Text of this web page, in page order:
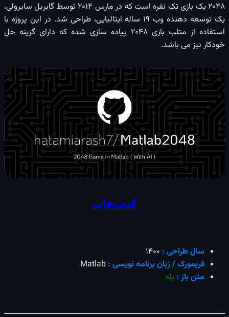
۲۰۴۸ یک بازی تک ‌نفره است که در مارس ۲۰۱۴ توسط گابریل سایرولی،
یک توسعه دهنده وب ۱۹ ساله ایتالیایی، طراحی شد. در این پروژه با
استفاده از متلب بازی 2048 پیاده سازی شده که دارای گزینه حل
خودکار نیز می باشد.
گیت‌هاب
سال طراحی : 1400
فریمورک / زبان برنامه نویسی : Matlab
متن باز : بله